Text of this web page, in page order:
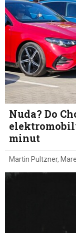
Nuda? Do
minut
Martin Pultzner,